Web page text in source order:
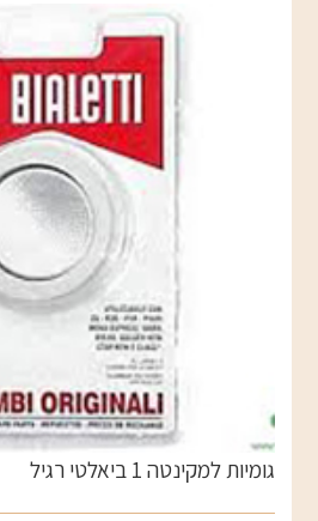
גומיות למקינטה 1 ביאלטי רגיל